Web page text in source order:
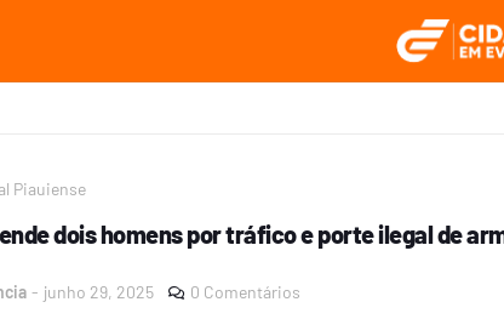
Piauiense
dois homens por tráfico e porte ilegal de
- junho 29, 2025 0 Comentários